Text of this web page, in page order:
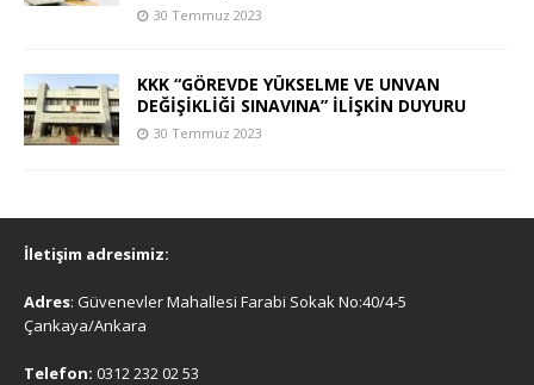
30 Temmuz 2023
KKK “GÖREVDE YÜKSELME VE UNVAN
DEĞİŞİKLİĞİ SINAVINA” İLİŞKİN DUYURU
30 Temmuz 2023
İletişim adresimiz:
Adres: Güvenevler Mahallesi Farabi Sokak No:40/4-5
Çankaya/Ankara
Telefon: 0312 232 02 53